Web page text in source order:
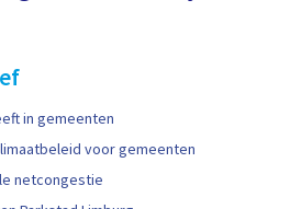
in gemeenten
voor gemeenten
netcongestie